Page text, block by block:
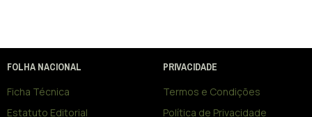
FOLHA NACIONAL
Ficha Técnica
Estatuto Editorial
PRIVACIDADE
Termos e Condições
Política de Privacidade